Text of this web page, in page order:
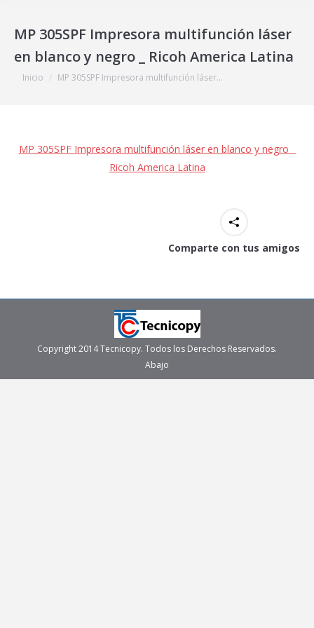
MP 305SPF Impresora multifunción láser
en blanco y negro _ Ricoh America Latina
Estás aquí:
Inicio MP 305SPF Impresora multifunción láser…
MP 305SPF Impresora multifunción láser en blanco y negro _
Ricoh America Latina
Comparte con tus amigos
Copyright 2014 Tecnicopy. Todos los Derechos Reservados.
Abajo